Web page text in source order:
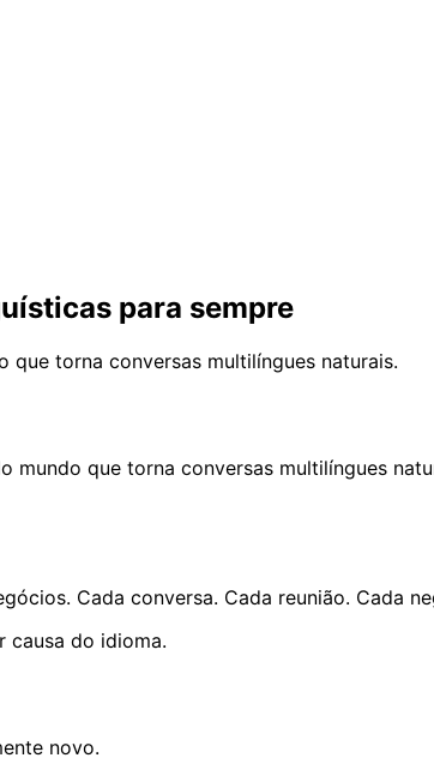
para sempre
torna conversas multilíngues naturais.
que torna conversas multilíngues
Cada conversa. Cada reunião. Cada
causa do idioma.
novo.